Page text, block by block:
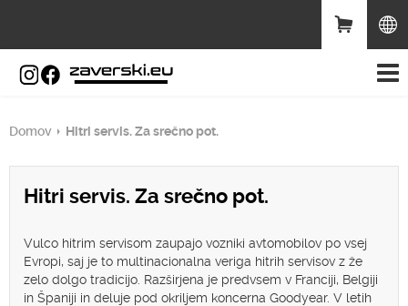
Domov Hitri servis. Za srečno pot.
Hitri servis. Za srečno pot.
Vulco hitrim servisom zaupajo vozniki avtomobilov po vsej
Evropi, saj je to multinacionalna veriga hitrih servisov z že
zelo dolgo tradicijo. Razširjena je predvsem v Franciji, Belgiji
in Španiji in deluje pod okriljem koncerna Goodyear. V letih